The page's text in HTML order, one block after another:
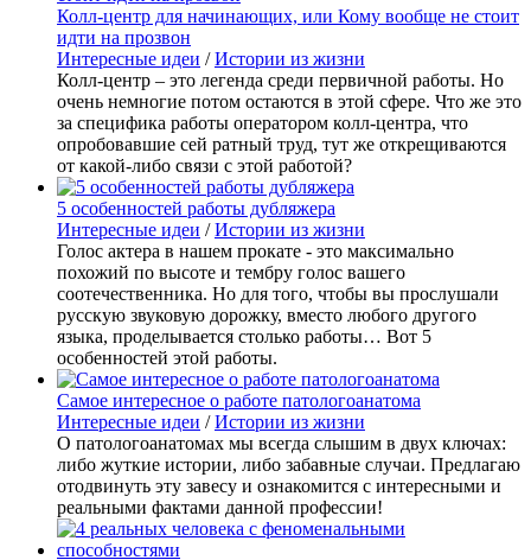
Колл-центр для начинающих, или Кому вообще не стоит
идти на прозвон
Интересные идеи /Истории из жизни
Колл-центр – это легенда среди первичной работы. Но
очень немногие потом остаются в этой сфере. Что же это
за специфика работы оператором колл-центра, что
опробовавшие сей ратный труд, тут же открещиваются
от какой-либо связи с этой работой?
5 особенностей работы дубляжера
Интересные идеи /Истории из жизни
Голос актера в нашем прокате - это максимально
похожий по высоте и тембру голос вашего
соотечественника. Но для того, чтобы вы прослушали
русскую звуковую дорожку, вместо любого другого
языка, проделывается столько работы… Вот 5
особенностей этой работы.
Самое интересное о работе патологоанатома
Интересные идеи /Истории из жизни
О патологоанатомах мы всегда слышим в двух ключах:
либо жуткие истории, либо забавные случаи. Предлагаю
отодвинуть эту завесу и ознакомится с интересными и
реальными фактами данной профессии!